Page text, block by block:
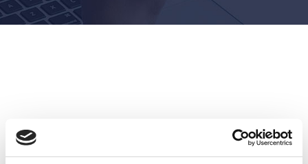
Structura anului universitar 2026-2027_Fac.IME.pdf
Structura anului universitar 2026-